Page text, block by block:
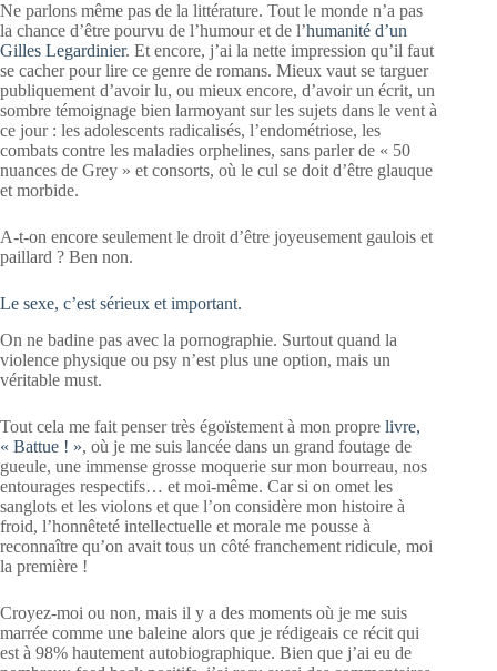
Ne parlons même pas de la littérature. Tout le monde n’a pas
la chance d’être pourvu de l’humour et de l’humanité d’un
Gilles Legardinier. Et encore, j’ai la nette impression qu’il faut
se cacher pour lire ce genre de romans. Mieux vaut se targuer
publiquement d’avoir lu, ou mieux encore, d’avoir un écrit, un
sombre témoignage bien larmoyant sur les sujets dans le vent à
ce jour : les adolescents radicalisés, l’endométriose, les
combats contre les maladies orphelines, sans parler de « 50
nuances de Grey » et consorts, où le cul se doit d’être glauque
et morbide.
A-t-on encore seulement le droit d’être joyeusement gaulois et
paillard ? Ben non.
Le sexe, c’est sérieux et important.
On ne badine pas avec la pornographie. Surtout quand la
violence physique ou psy n’est plus une option, mais un
véritable must.
Tout cela me fait penser très égoïstement à mon propre livre,
« Battue ! », où je me suis lancée dans un grand foutage de
gueule, une immense grosse moquerie sur mon bourreau, nos
entourages respectifs… et moi-même. Car si on omet les
sanglots et les violons et que l’on considère mon histoire à
froid, l’honnêteté intellectuelle et morale me pousse à
reconnaître qu’on avait tous un côté franchement ridicule, moi
la première !
Croyez-moi ou non, mais il y a des moments où je me suis
marrée comme une baleine alors que je rédigeais ce récit qui
est à 98% hautement autobiographique. Bien que j’ai eu de